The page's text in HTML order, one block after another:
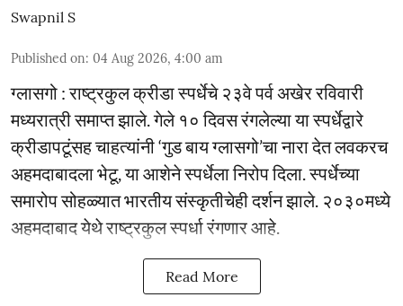
Swapnil S
Published on: 04 Aug 2026, 4:00 am
ग्लासगो : राष्ट्रकुल क्रीडा स्पर्धेचे २३वे पर्व अखेर रविवारी
मध्यरात्री समाप्त झाले. गेले १० दिवस रंगलेल्या या स्पर्धेद्वारे
क्रीडापटूंसह चाहत्यांनी ‘गुड बाय ग्लासगो’चा नारा देत लवकरच
अहमदाबादला भेटू, या आशेने स्पर्धेला निरोप दिला. स्पर्धेच्या
समारोप सोहळ्यात भारतीय संस्कृतीचेही दर्शन झाले. २०३०मध्ये
अहमदाबाद येथे राष्ट्रकुल स्पर्धा रंगणार आहे.
Read More